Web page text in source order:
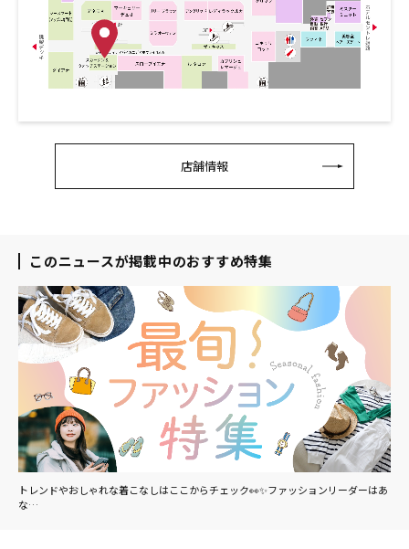
店舗情報
このニュースが掲載中のおすすめ特集
トレンドやおしゃれな着こなしはここからチェック👀✨ファッションリーダーはあ
な…